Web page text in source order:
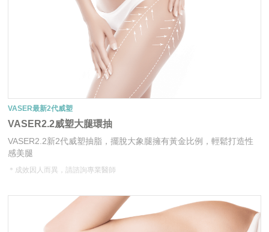
VASER最新2代威塑
VASER2.2威塑大腿環抽
VASER2.2新2代威塑抽脂，擺脫大象腿擁有黃金比例，輕鬆打造性
感美腿
＊成效因人而異，請諮詢專業醫師